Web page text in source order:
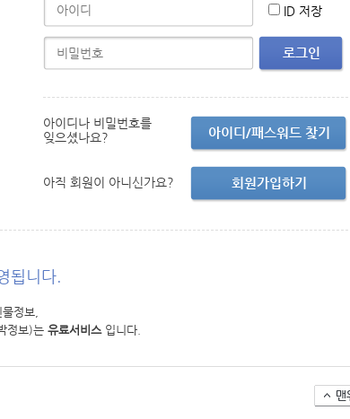
로그인
ID 저장
아이디/패스워드 찾기
아이디나 비밀번호를
잊으셨나요?
회원가입하기
아직 회원이 아니신가요?
됩니다.
정보,
정보)는 유료서비스입니다.